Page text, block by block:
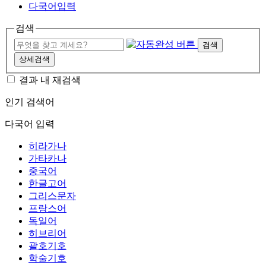
다국어입력
검색
검색
상세검색
결과 내 재검색
인기 검색어
다국어 입력
히라가나
가타카나
중국어
한글고어
그리스문자
프랑스어
독일어
히브리어
괄호기호
학술기호